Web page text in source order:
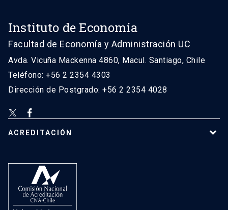
Instituto de Economía
Facultad de Economía y Administración UC
Avda. Vicuña Mackenna 4860, Macul. Santiago, Chile
Teléfono: +56 2 2354 4303
Dirección de Postgrado: +56 2 2354 4028
ACREDITACIÓN